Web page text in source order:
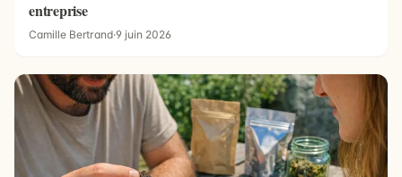
entreprise
Camille Bertrand·9 juin 2026